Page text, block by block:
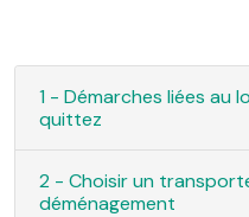
1 - Démarches liées au
quittez
2 - Choisir un
déménagement